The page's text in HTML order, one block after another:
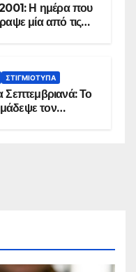
2001: Η ημέρα που
μία από τις
ΣΤΙΓΜΙΌΤΥΠΑ
Το
τον